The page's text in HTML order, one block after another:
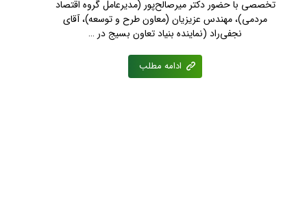
تخصصی با حضور دکتر میرصالح‌پور (مدیرعامل گروه اقتصاد
مردمی)، مهندس عزیزیان (معاون طرح و توسعه)، آقای
نجفی‌راد (نماینده بنیاد تعاون بسیج در …
ادامه مطلب